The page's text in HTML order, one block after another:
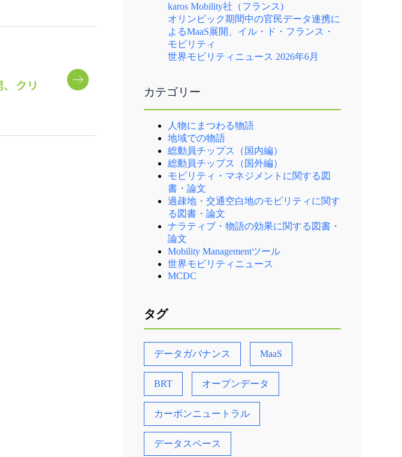
クリ
karos Mobility社（フランス)
オリンピック期間中の官民データ連携に
よるMaaS展開、イル・ド・フランス・
モビリティ
世界モビリティニュース 2026年6月
カテゴリー
人物にまつわる物語
地域での物語
総動員チップス（国内編）
総動員チップス（国外編）
モビリティ・マネジメントに関する図
書・論文
過疎地・交通空白地のモビリティに関す
る図書・論文
ナラティブ・物語の効果に関する図書・
論文
Mobility Managementツール
世界モビリティニュース
MCDC
タグ
データガバナンス MaaS
BRT オープンデータ
カーボンニュートラル
データスペース